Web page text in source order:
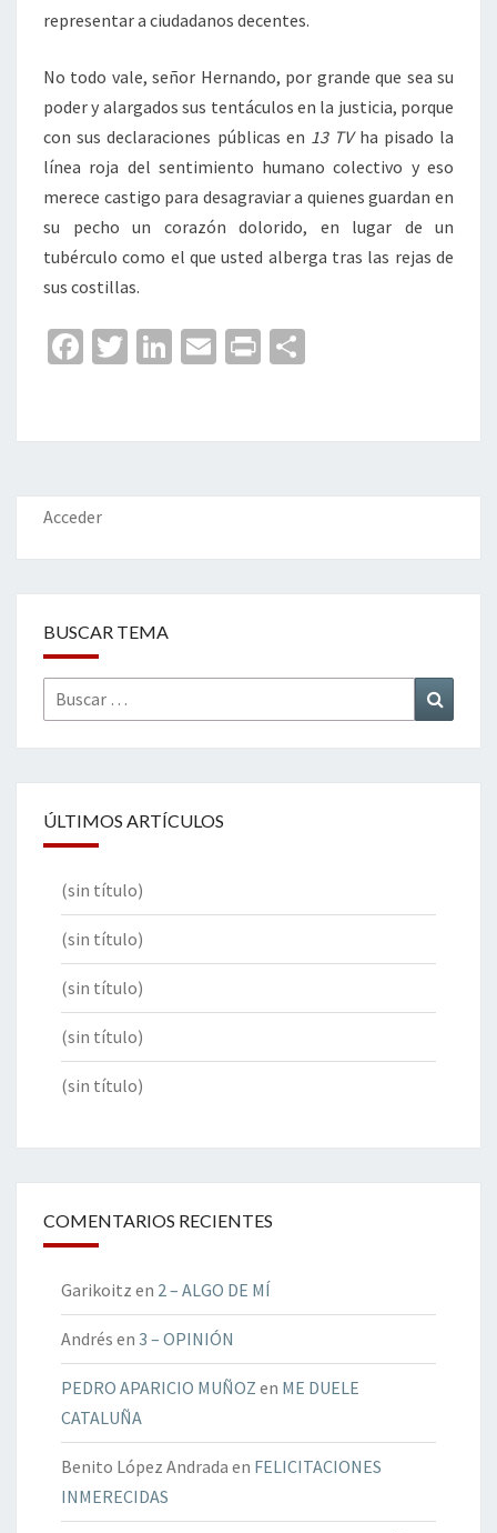
representar a ciudadanos decentes.
No todo vale, señor Hernando, por grande que sea su
poder y alargados sus tentáculos en la justicia, porque
con sus declaraciones públicas en 13 TVha pisado la
línea roja del sentimiento humano colectivo y eso
merece castigo para desagraviar a quienes guardan en
su pecho un corazón dolorido, en lugar de un
tubérculo como el que usted alberga tras las rejas de
sus costillas.
Fa
o
o
k
T
er
Li
dI
n
E
l
Pr
p
ar
Acceder
BUSCAR TEMA
Buscar
por:
ÚLTIMOS ARTÍCULOS
(sin título)
(sin título)
(sin título)
(sin título)
(sin título)
COMENTARIOS RECIENTES
Garikoitz en 2 – ALGO DE MÍ
Andrés en 3 – OPINIÓN
PEDRO APARICIO MUÑOZ en ME DUELE
CATALUÑA
Benito López Andrada en FELICITACIONES
INMERECIDAS